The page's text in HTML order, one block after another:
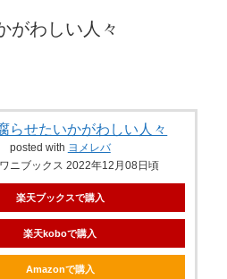
がわしい人々
らせたいかがわしい人々
posted with ヨメレバ
ニブックス 2022年12月08日頃
楽天ブックスで購入
楽天koboで購入
Amazonで購入